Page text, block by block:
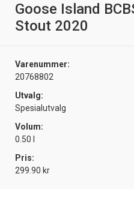
Goose Island
Stout 2020
Varenummer:
20768802
Utvalg:
Spesialutvalg
Volum:
0.50 l
Pris:
299.90 kr